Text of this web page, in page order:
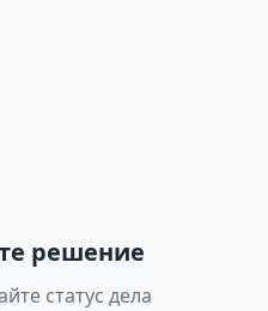
решение
статус дела